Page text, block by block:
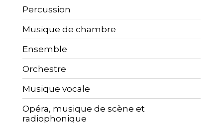
Percussion
Musique de chambre
Ensemble
Orchestre
Musique vocale
Opéra, musique de scène et
radiophonique